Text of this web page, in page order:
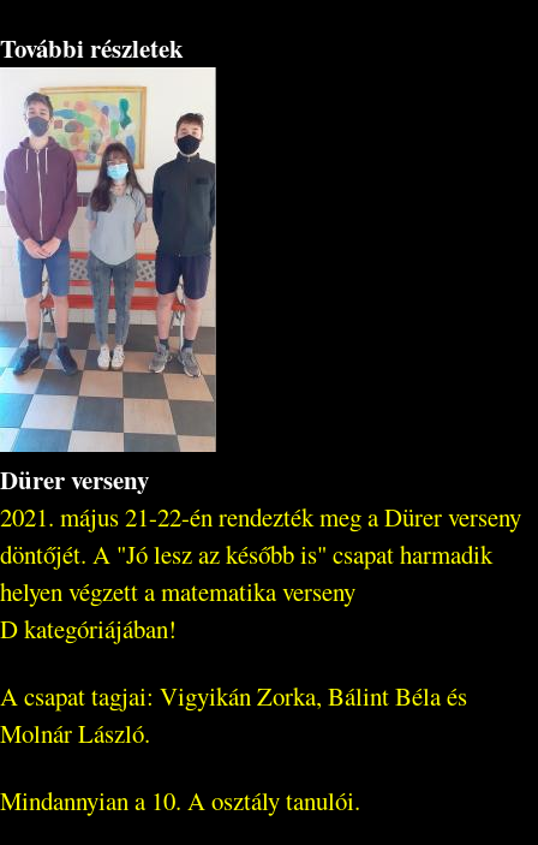
További részletek
Dürer verseny
2021. május 21-22-én rendezték meg a Dürer verseny
döntőjét. A "Jó lesz az később is" csapat harmadik
helyen végzett a matematika verseny
D kategóriájában!
A csapat tagjai: Vigyikán Zorka, Bálint Béla és
Molnár László.
Mindannyian a 10. A osztály tanulói.